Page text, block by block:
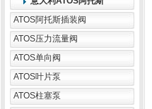
ATOS阿托斯插装阀
ATOS压力流量阀
ATOS单向阀
ATOS叶片泵
ATOS柱塞泵